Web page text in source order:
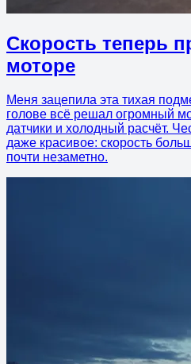
Скорость теперь
моторе
Меня зацепила эта тихая
голове всё решал огромный
датчики и холодный расчёт.
даже красивое: скорость
почти незаметно.